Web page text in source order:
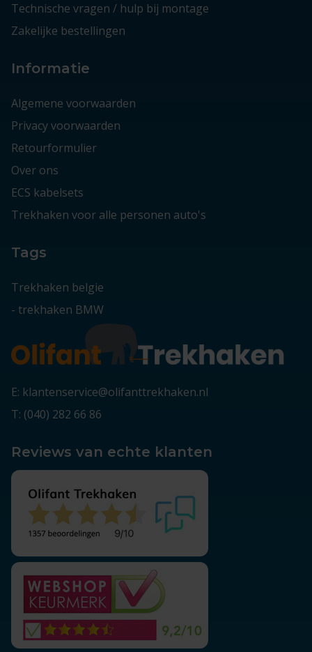
Technische vragen / hulp bij montage
Zakelijke bestellingen
Informatie
Algemene voorwaarden
Privacy voorwaarden
Retourformulier
Over ons
ECS kabelsets
Trekhaken voor alle personen auto's
Tags
Trekhaken belgie
- trekhaken BMW
E: klantenservice@olifanttrekhaken.nl
T: (040) 282 66 86
Reviews van echte klanten